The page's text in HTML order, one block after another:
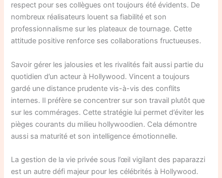
respect pour ses collègues ont toujours été évidents. De
nombreux réalisateurs louent sa fiabilité et son
professionnalisme sur les plateaux de tournage. Cette
attitude positive renforce ses collaborations fructueuses.
Savoir gérer les jalousies et les rivalités fait aussi partie du
quotidien d’un acteur à Hollywood. Vincent a toujours
gardé une distance prudente vis-à-vis des conflits
internes. Il préfère se concentrer sur son travail plutôt que
sur les commérages. Cette stratégie lui permet d’éviter les
pièges courants du milieu hollywoodien. Cela démontre
aussi sa maturité et son intelligence émotionnelle.
La gestion de la vie privée sous l’œil vigilant des paparazzi
est un autre défi majeur pour les célébrités à Hollywood.